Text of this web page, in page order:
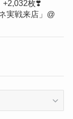
+2,032枚❣️
実戦来店」@